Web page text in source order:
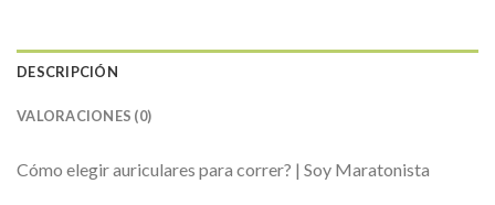
DESCRIPCIÓN
VALORACIONES (0)
Cómo elegir auriculares para correr? | Soy Maratonista